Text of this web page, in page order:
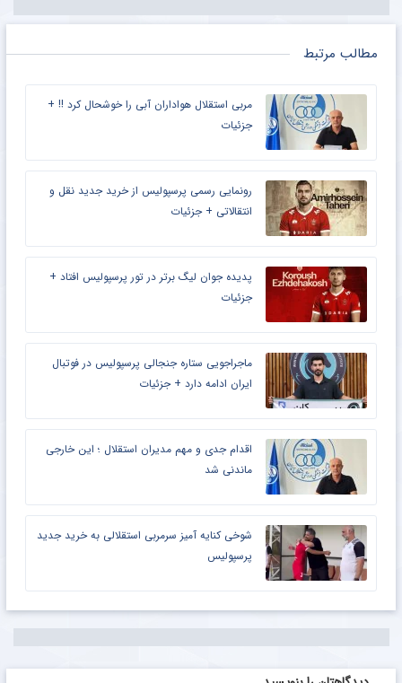
مطالب مرتبط
مربی استقلال هواداران آبی را خوشحال کرد !! +
جزئیات
رونمایی رسمی پرسپولیس از خرید جدید نقل و
انتقالاتی + جزئیات
پدیده جوان لیگ برتر در تور پرسپولیس افتاد +
جزئیات
ماجراجویی ستاره جنجالی پرسپولیس در فوتبال
ایران ادامه دارد + جزئیات
اقدام جدی و مهم مدیران استقلال ؛ این خارجی
ماندنی شد
شوخی کنایه آمیز سرمربی استقلالی به خرید جدید
پرسپولیس